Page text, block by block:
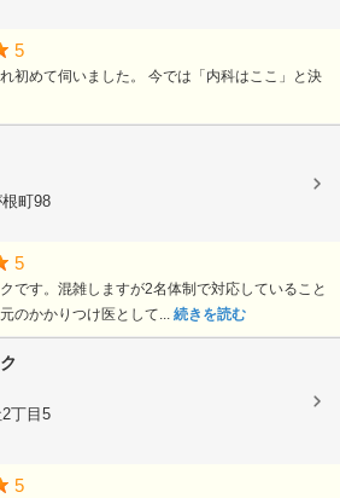
5
初めて伺いました。 今では「内科はここ」と決
町98
5
です。混雑しますが2名体制で対応していること
のかかりつけ医として... 続きを読む
丁目5
5